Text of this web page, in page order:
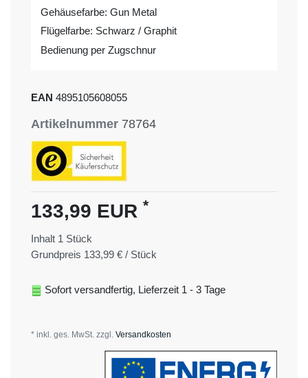
Gehäusefarbe: Gun Metal
Flügelfarbe: Schwarz / Graphit
Bedienung per Zugschnur
EAN 4895105608055
Artikelnummer 78764
133,99 EUR *
Inhalt 1 Stück
Grundpreis 133,99 € / Stück
Sofort versandfertig, Lieferzeit 1 - 3 Tage
* inkl. ges. MwSt. zzgl. Versandkosten